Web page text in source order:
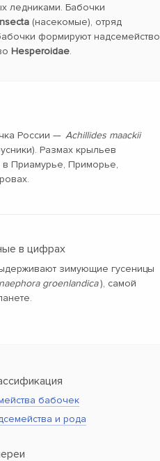
ледниками. Бабочки
(насекомые), отряд
формируют надсемейство
Hesperoidae.
России — Achillides maackii
Размах крыльев
в Приамурье, Приморье,
в цифрах
зимующие гусеницы
groenlandica ), самой
бабочек
и рода